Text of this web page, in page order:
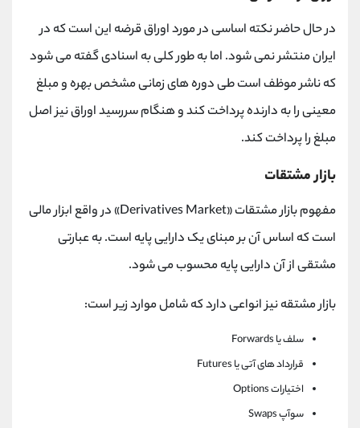
در حال حاضر نکته اساسی در مورد اوراق قرضه این است که در
ایران منتشر نمی شود. اما به طور کلی به اسنادی گفته می شود
که ناشر موظف است طی دوره های زمانی مشخص بهره و مبلغ
معینی را به دارنده پرداخت کند و هنگام سررسید اوراق نیز اصل
مبلغ را پرداخت کند.
بازار مشتقات
مفهوم بازار مشتقات «Derivatives Market» در واقع ابزار مالی
است که اساس آن بر مبنای یک دارایی پایه است. به عبارتی
مشتقی از آن دارایی پایه محسوب می شود.
بازار مشتقه نیز انواعی دارد که شامل موارد زیر است:
سلف یا Forwards
قرارداد های آتی یا Futures
اختیارات Options
سوآپ Swaps